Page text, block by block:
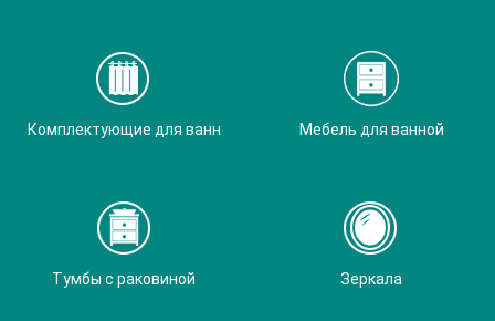
Комплектующие для ванн Мебель для ванной
Тумбы с раковиной Зеркала